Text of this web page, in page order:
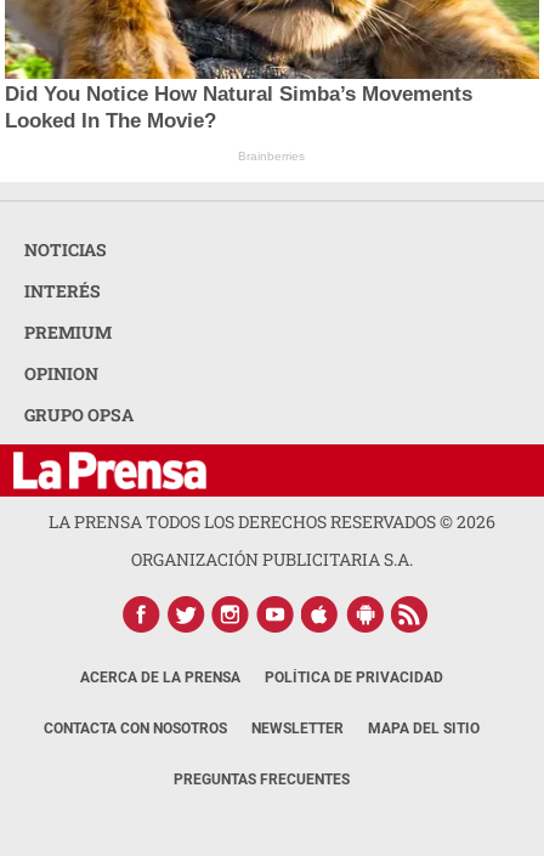
Did You Notice How Natural Simba’s Movements
Looked In The Movie?
Brainberries
NOTICIAS
INTERÉS
PREMIUM
OPINION
GRUPO OPSA
LA PRENSA TODOS LOS DERECHOS RESERVADOS ©2026
ORGANIZACIÓN PUBLICITARIA S.A.
ACERCA DE LA PRENSA POLÍTICA DE PRIVACIDAD
CONTACTA CON NOSOTROS NEWSLETTER MAPA DEL SITIO
PREGUNTAS FRECUENTES